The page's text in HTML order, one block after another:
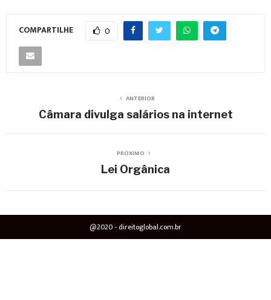
COMPARTILHE 0
ANTERIOR
Câmara divulga salários na internet
PRÓXIMO
Lei Orgânica
@2020 - direitoglobal.com.br